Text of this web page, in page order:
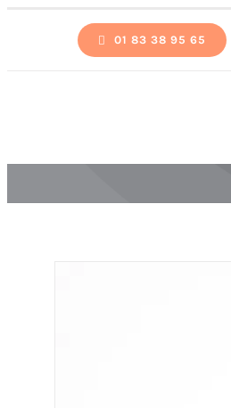
01 83 38 95 65